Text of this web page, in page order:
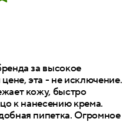
за высокое
эта - не исключение.
кожу, быстро
к нанесению крема.
пипетка. Огромное